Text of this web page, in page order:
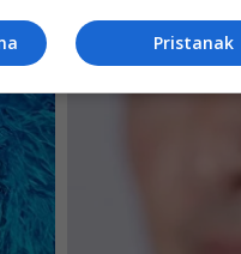
Pristanak